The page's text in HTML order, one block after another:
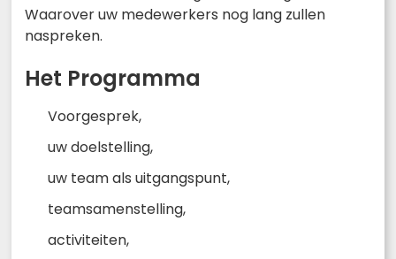
Waarover uw medewerkers nog lang zullen
naspreken.
Het Programma
Voorgesprek,
uw doelstelling,
uw team als uitgangspunt,
teamsamenstelling,
activiteiten,